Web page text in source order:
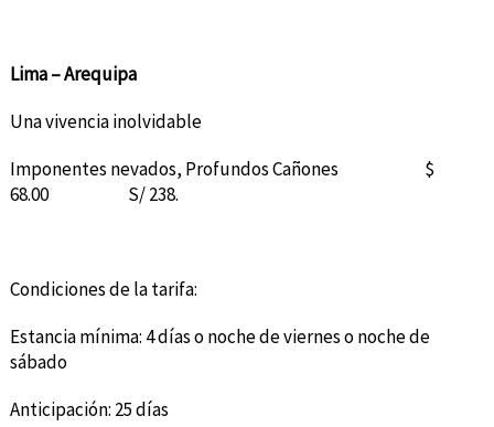
Lima – Arequipa
Una vivencia inolvidable
Imponentes nevados, Profundos Cañones $
68.00 S/ 238.
Condiciones de la tarifa:
Estancia mínima: 4 días o noche de viernes o noche de
sábado
Anticipación: 25 días